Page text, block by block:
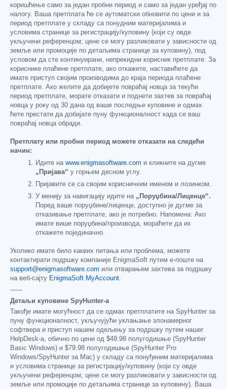
коришћење само за један пробни период и само за један уређај по
налогу. Ваша претплата ће се аутоматски обновити по цени и за
период претплате у складу са понудним материјалима и
условима странице за регистрацију/куповину (који су овде
укључени референцом; цене се могу разликовати у зависности од
земље или промоције по детаљима странице за куповину), под
условом да сте континуирани, непрекидни корисник претплате. За
кориснике плаћене претплате, ако откажете, наставићете да
имате приступ својим производима до краја периода плаћене
претплате. Ако желите да добијете повраћај новца за текући
период претплате, морате отказати и поднети захтев за повраћај
новца у року од 30 дана од ваше последње куповине и одмах
ћете престати да добијате пуну функционалност када се ваш
повраћај новца обради.
Претплату или пробни период можете отказати на следећи
начин:
Идите на www.enigmasoftware.com и кликните на дугме
„Пријава“ у горњем десном углу.
Пријавите се са својим корисничким именом и лозинком.
У менију за навигацију идите на „Поруџбина/Лиценце“.
Поред ваше поруџбине/лиценце, доступно је дугме за
отказивање претплате, ако је потребно. Напомена: Ако
имате више поруџбина/производа, мораћете да их
откажете појединачно.
Уколико имате било каквих питања или проблема, можете
контактирати подршку компаније EnigmaSoft путем е-поште на
support@enigmasoftware.com или отварањем захтева за подршку
на веб-сајту EnigmaSoft MyAccount.
------
Детаљи куповине SpyHunter-а
Такође имате могућност да се одмах претплатите на SpyHunter за
пуну функционалност, укључујући уклањање злонамерног
софтвера и приступ нашем одељењу за подршку путем нашег
HelpDesk-а, обично по цени од $49.98 полугодишње (SpyHunter
Basic Windows) и $79.98 полугодишње (SpyHunter Pro
Windows/SpyHunter за Mac) у складу са понуђеним материјалима
и условима странице за регистрацију/куповину (који су овде
укључени референцом; цене се могу разликовати у зависности од
земље или промоције по детаљима странице за куповину). Ваша